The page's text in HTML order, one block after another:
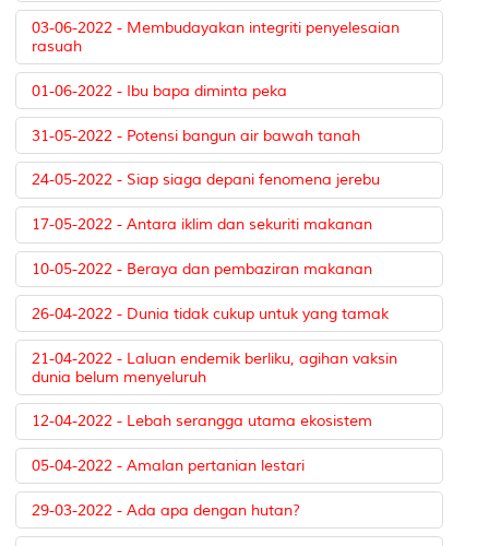
03-06-2022 - Membudayakan integriti penyelesaian
rasuah
01-06-2022 - Ibu bapa diminta peka
31-05-2022 - Potensi bangun air bawah tanah
24-05-2022 - Siap siaga depani fenomena jerebu
17-05-2022 - Antara iklim dan sekuriti makanan
10-05-2022 - Beraya dan pembaziran makanan
26-04-2022 - Dunia tidak cukup untuk yang tamak
21-04-2022 - Laluan endemik berliku, agihan vaksin
dunia belum menyeluruh
12-04-2022 - Lebah serangga utama ekosistem
05-04-2022 - Amalan pertanian lestari
29-03-2022 - Ada apa dengan hutan?